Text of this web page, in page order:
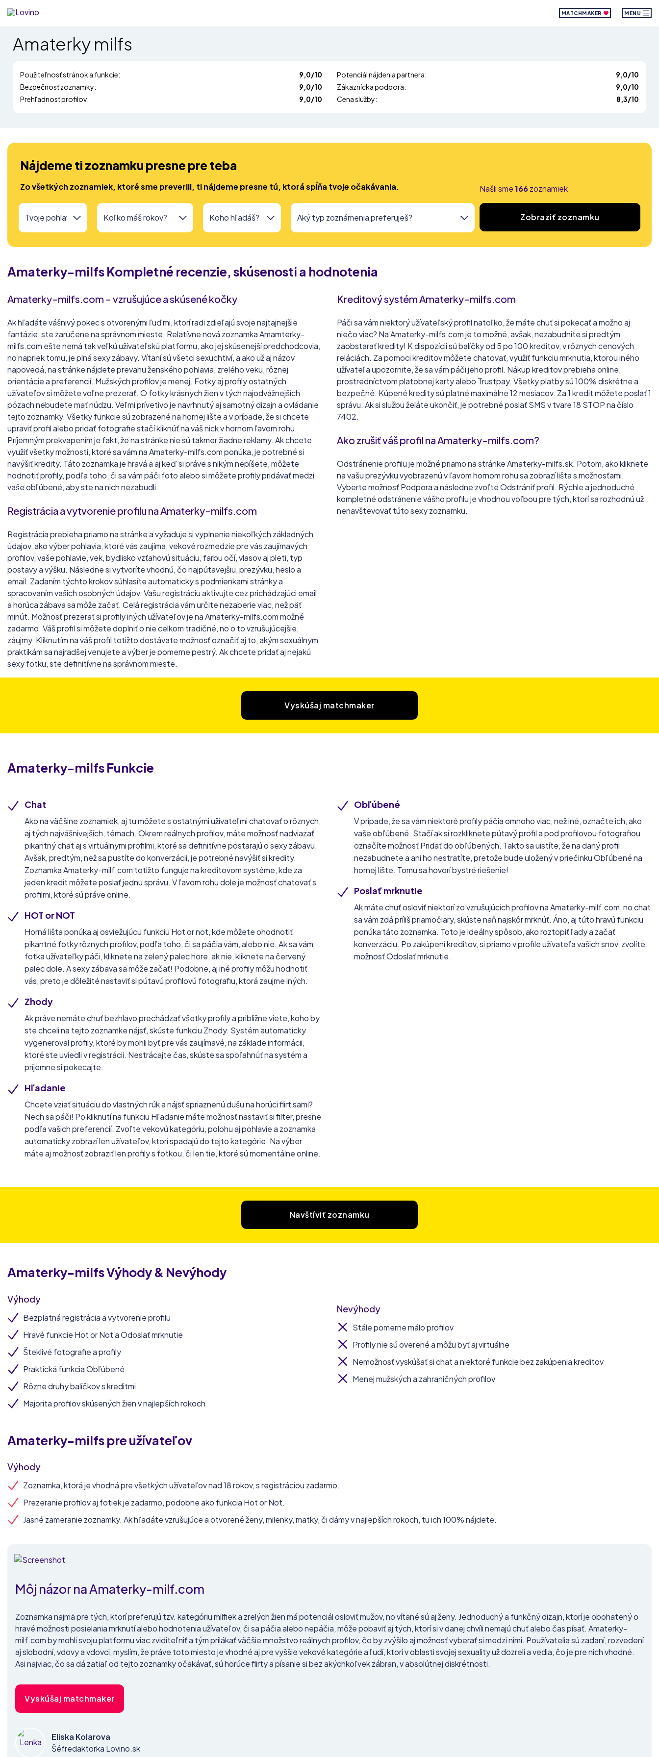
MATCHMAKER MENU
Amaterky milfs
Použiteľnosť stránok a funkcie:
9,0/10
Bezpečnosť zoznamky:
9,0/10
Prehľadnosť profilov:
9,0/10
Potenciál nájdenia partnera:
9,0/10
Zákaznícka podpora:
9,0/10
Cena služby:
8,3/10
Nájdeme ti zoznamku presne pre teba
Zo všetkých zoznamiek, ktoré sme preverili, ti nájdeme presne tú, ktorá spĺňa tvoje očakávania. Našli sme166zoznamiek
Zobraziť zoznamku
Amaterky-milfsKompletné recenzie, skúsenosti a hodnotenia
Amaterky-milfs.com - vzrušujúce a skúsené kočky
Ak hľadáte vášnivý pokec s otvorenými ľuďmi, ktorí radi zdieľajú svoje najtajnejšie
fantázie, ste zaručene na správnom mieste. Relatívne nová zoznamka Amamterky-
milfs.com ešte nemá tak veľkú užívateľskú platformu, ako jej skúsenejší predchodcovia,
no napriek tomu, je plná sexy zábavy. Vítaní sú všetci sexuchtiví, a ako už aj názov
napovedá, na stránke nájdete prevahu ženského pohlavia, zrelého veku, rôznej
orientácie a preferencií. Mužských profilov je menej. Fotky aj profily ostatných
užívateľov si môžete voľne prezerať. O fotky krásnych žien v tých najodvážnejších
pózach nebudete mať núdzu. Veľmi prívetivo je navrhnutý aj samotný dizajn a ovládanie
tejto zoznamky. Všetky funkcie sú zobrazené na hornej lište a v prípade, že si chcete
upraviť profil alebo pridať fotografie stačí kliknúť na váš nick v hornom ľavom rohu.
Príjemným prekvapením je fakt, že na stránke nie sú takmer žiadne reklamy. Ak chcete
využiť všetky možnosti, ktoré sa vám na Amaterky-milfs.com ponúka, je potrebné si
navýšiť kredity. Táto zoznamka je hravá a aj keď si práve s nikým nepíšete, môžete
hodnotiť profily, podľa toho, či sa vám páči foto alebo si môžete profily pridávať medzi
vaše obľúbené, aby ste na nich nezabudli.
Registrácia a vytvorenie profilu na Amaterky-milfs.com
Registrácia prebieha priamo na stránke a vyžaduje si vyplnenie niekoľkých základných
údajov, ako výber pohlavia, ktoré vás zaujíma, vekové rozmedzie pre vás zaujímavých
profilov, vaše pohlavie, vek, bydlisko vzťahovú situáciu, farbu očí, vlasov aj pleti, typ
postavy a výšku. Následne si vytvoríte vhodnú, čo najpútavejšiu, prezývku, heslo a
email. Zadaním týchto krokov súhlasíte automaticky s podmienkami stránky a
spracovaním vašich osobných údajov. Vašu registráciu aktivujte cez prichádzajúci email
a horúca zábava sa môže začať. Celá registrácia vám určite nezaberie viac, než päť
minút. Možnosť prezerať si profily iných užívateľov je na Amaterky-milfs.com možné
zadarmo. Váš profil si môžete doplniť o nie celkom tradičné, no o to vzrušujúcejšie,
záujmy. Kliknutím na váš profil totižto dostávate možnosť označiť aj to, akým sexuálnym
praktikám sa najradšej venujete a výber je pomerne pestrý. Ak chcete pridať aj nejakú
sexy fotku, ste definitívne na správnom mieste.
Kreditový systém Amaterky-milfs.com
Páči sa vám niektorý užívateľský profil natoľko, že máte chuť si pokecať a možno aj
niečo viac? Na Amaterky-milfs.com je to možné, avšak, nezabudnite si predtým
zaobstarať kredity! K dispozícii sú balíčky od 5 po 100 kreditov, v rôznych cenových
reláciách. Za pomoci kreditov môžete chatovať, využiť funkciu mrknutia, ktorou iného
užívateľa upozornite, že sa vám páči jeho profil. Nákup kreditov prebieha online,
prostredníctvom platobnej karty alebo Trustpay. Všetky platby sú 100% diskrétne a
bezpečné. Kúpené kredity sú platné maximálne 12 mesiacov. Za 1 kredit môžete poslať 1
správu. Ak si službu želáte ukončiť, je potrebné poslať SMS v tvare 18 STOP na číslo
7402.
Ako zrušiť váš profil na Amaterky-milfs.com?
Odstránenie profilu je možné priamo na stránke Amaterky-milfs.sk. Potom, ako kliknete
na vašu prezývku vyobrazenú v ľavom hornom rohu sa zobrazí lišta s možnosťami.
Vyberte možnosť Podpora a následne zvoľte Odstrániť profil. Rýchle a jednoduché
kompletné odstránenie vášho profilu je vhodnou voľbou pre tých, ktorí sa rozhodnú už
nenavštevovať túto sexy zoznamku.
Vyskúšaj matchmaker
Amaterky-milfsFunkcie
Chat
Ako na väčšine zoznamiek, aj tu môžete s ostatnými užívateľmi chatovať o rôznych,
aj tých najvášnivejších, témach. Okrem reálnych profilov, máte možnosť nadviazať
pikantný chat aj s virtuálnymi profilmi, ktoré sa definitívne postarajú o sexy zábavu.
Avšak, predtým, než sa pustíte do konverzácii, je potrebné navýšiť si kredity.
Zoznamka Amaterky-milf.com totižto funguje na kreditovom systéme, kde za
jeden kredit môžete poslať jednu správu. V ľavom rohu dole je možnosť chatovať s
profilmi, ktoré sú práve online.
HOT or NOT
Horná lišta ponúka aj osviežujúcu funkciu Hot or not, kde môžete ohodnotiť
pikantné fotky rôznych profilov, podľa toho, či sa páčia vám, alebo nie. Ak sa vám
fotka užívateľky páči, kliknete na zelený palec hore, ak nie, kliknete na červený
palec dole. A sexy zábava sa môže začať! Podobne, aj iné profily môžu hodnotiť
vás, preto je dôležité nastaviť si pútavú profilovú fotografiu, ktorá zaujme iných.
Zhody
Ak práve nemáte chuť bezhlavo prechádzať všetky profily a približne viete, koho by
ste chceli na tejto zoznamke nájsť, skúste funkciu Zhody. Systém automaticky
vygeneroval profily, ktoré by mohli byť pre vás zaujímavé, na základe informácii,
ktoré ste uviedli v registrácii. Nestrácajte čas, skúste sa spoľahnúť na systém a
príjemne si pokecajte.
Hľadanie
Chcete vziať situáciu do vlastných rúk a nájsť spriaznenú dušu na horúci flirt sami?
Nech sa páči! Po kliknutí na funkciu Hľadanie máte možnosť nastaviť si filter, presne
podľa vašich preferencií. Zvoľte vekovú kategóriu, polohu aj pohlavie a zoznamka
automaticky zobrazí len užívateľov, ktorí spadajú do tejto kategórie. Na výber
máte aj možnosť zobraziť len profily s fotkou, či len tie, ktoré sú momentálne online.
Obľúbené
V prípade, že sa vám niektoré profily páčia omnoho viac, než iné, označte ich, ako
vaše obľúbené. Stačí ak si rozkliknete pútavý profil a pod profilovou fotografiou
označíte možnosť Pridať do obľúbených. Takto sa uistíte, že na daný profil
nezabudnete a ani ho nestratíte, pretože bude uložený v priečinku Obľúbené na
hornej lište. Tomu sa hovorí bystré riešenie!
Poslať mrknutie
Ak máte chuť osloviť niektorí zo vzrušujúcich profilov na Amaterky-milf.com, no chat
sa vám zdá príliš priamočiary, skúste naň najskôr mrknúť. Áno, aj túto hravú funkciu
ponúka táto zoznamka. Toto je ideálny spôsob, ako roztopiť ľady a začať
konverzáciu. Po zakúpení kreditov, si priamo v profile užívateľa vašich snov, zvolíte
možnosť Odoslať mrknutie.
Navštíviť zoznamku
Amaterky-milfsVýhody & Nevýhody
Výhody
Bezplatná registrácia a vytvorenie profilu
Hravé funkcie Hot or Not a Odoslať mrknutie
Šteklivé fotografie a profily
Praktická funkcia Obľúbené
Rôzne druhy balíčkov s kreditmi
Majorita profilov skúsených žien v najlepších rokoch
Nevýhody
Stále pomerne málo profilov
Profily nie sú overené a môžu byť aj virtuálne
Nemožnosť vyskúšať si chat a niektoré funkcie bez zakúpenia kreditov
Menej mužských a zahraničných profilov
Amaterky-milfspre užívateľov
Výhody
Zoznamka, ktorá je vhodná pre všetkých užívateľov nad 18 rokov, s registráciou zadarmo.
Prezeranie profilov aj fotiek je zadarmo, podobne ako funkcia Hot or Not.
Jasné zameranie zoznamky. Ak hľadáte vzrušujúce a otvorené ženy, milenky, matky, či dámy v najlepších rokoch, tu ich 100% nájdete.
Môj názor na Amaterky-milf.com
Zoznamka najmä pre tých, ktorí preferujú tzv. kategóriu milfiek a zrelých žien má potenciál osloviť mužov, no vítané sú aj ženy. Jednoduchý a funkčný dizajn, ktorí je obohatený o
hravé možnosti posielania mrknutí alebo hodnotenia užívateľov, či sa páčia alebo nepáčia, môže pobaviť aj tých, ktorí si v danej chvíli nemajú chuť alebo čas písať. Amaterky-
milf.com by mohli svoju platformu viac zviditeľniť a tým prilákať väčšie množstvo reálnych profilov, čo by zvýšilo aj možnosť vyberať si medzi nimi. Používatelia sú zadaní, rozvedení
aj slobodní, vdovy a vdovci, myslím, že práve toto miesto je vhodné aj pre vyššie vekové kategórie a ľudí, ktorí v oblasti svojej sexuality už dozreli a vedia, čo je pre nich vhodné.
Asi najviac, čo sa dá zatiaľ od tejto zoznamky očakávať, sú horúce flirty a písanie si bez akýchkoľvek zábran, v absolútnej diskrétnosti.
Vyskúšaj matchmaker
Eliska Kolarova
Šéfredaktorka Lovino.sk